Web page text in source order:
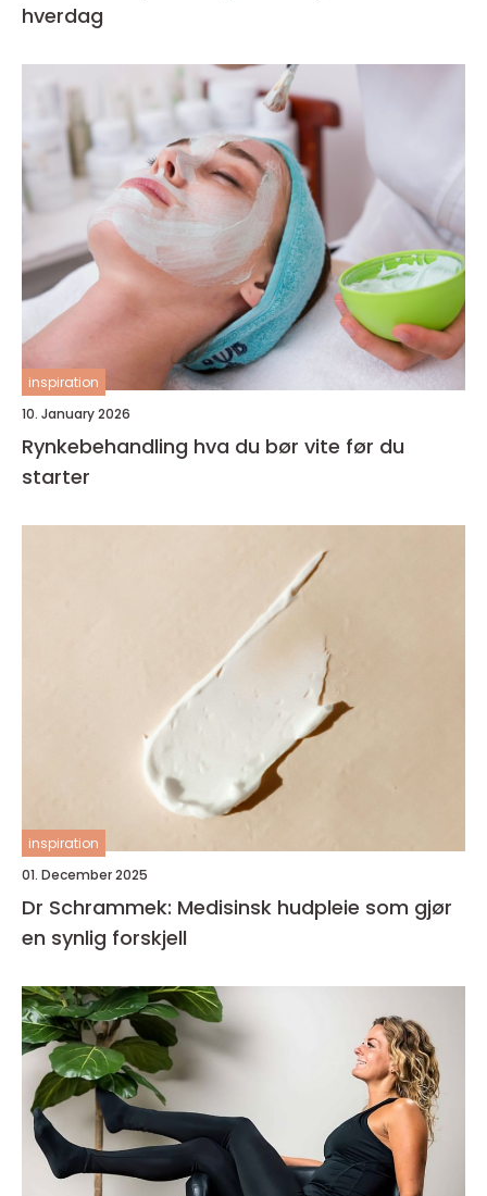
hverdag
inspiration
10. January 2026
Rynkebehandling hva du bør vite før du
starter
inspiration
01. December 2025
Dr Schrammek: Medisinsk hudpleie som gjør
en synlig forskjell